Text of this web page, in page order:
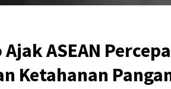
ASEAN
Ketahanan